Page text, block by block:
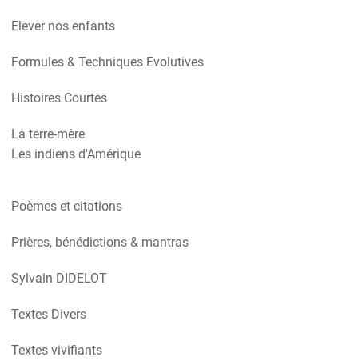
Elever nos enfants
Formules & Techniques Evolutives
Histoires Courtes
La terre-mère
Les indiens d'Amérique
Poèmes et citations
Prières, bénédictions & mantras
Sylvain DIDELOT
Textes Divers
Textes vivifiants